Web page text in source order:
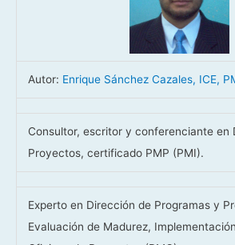
Autor: Enrique Sánchez Cazales, ICE,
Consultor, escritor y conferenciante en
Proyectos, certificado PMP (PMI).
Experto en Dirección de Programas y
Evaluación de Madurez,